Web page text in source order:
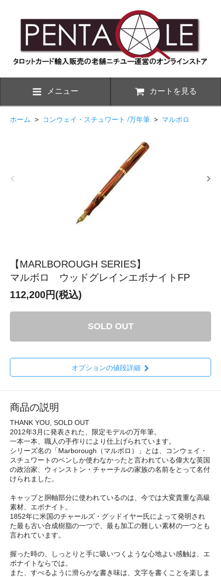
メニュー カートを見る
ホーム > コンウェイ・スチュワート /万年筆 > マルボロ
【MARLBOROUGH SERIES】
マルボロ ウッドグレインエボナイトFP
112,200円(税込)
SOLD OUT
オプションの値段詳細
商品の説明
THANK YOU, SOLD OUT
2012年3月に発表された、限定モデルの万年筆。
一本一本、職人の手作りにより仕上げられています。
シリーズ名の「Marborough（マルボロ）」とは、コンウェイ・
スチュワートのペンしか使わなかったと言われている偉大な英国
の政治家、ウィンストン・チャーチルの家族の名前をとって名付
けられました。
キャップと胴軸部分に使われているのは、今では大変貴重な高級
素材、エボナイト。
1852年に米国のチャールズ・グッドイヤー氏によって発明され
た最も古い合成樹脂の一つで、最も加工の難しい素材の一つとも
言われています。
握った時の、しっとりと手に吸いつくような心地よい感触は、エ
ボナイトならでは。
また、すべるように滑らかな書き味は、文字を書くことを楽しま